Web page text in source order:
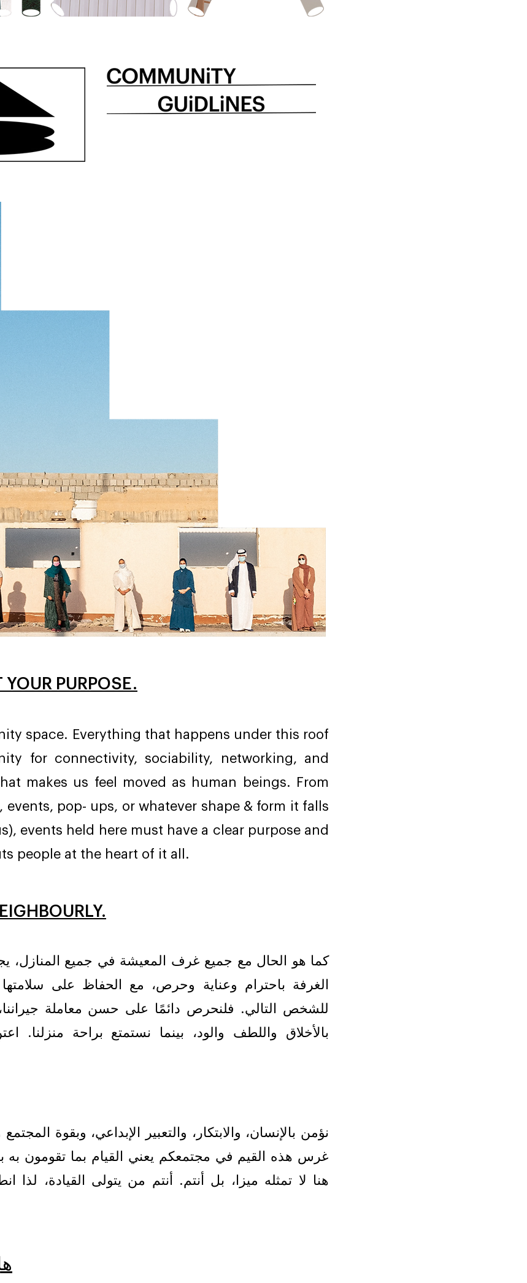
PURPOSE.
space. Everything that happens under this roof
for connectivity, sociability, networking, and
makes us feel moved as human beings. From
events, pop- ups, or whatever shape & form it falls
events held here must have a clear purpose and
people at the heart of it all.
كما هو الحال مع جميع غرف المعيشة في جميع المنازل،
الغرفة باحترام وعناية وحرص، مع الحفاظ على سلامتها
للشخص التالي. فلنحرص دائمًا على حسن معاملة
بالأخلاق واللطف والود، بينما نستمتع براحة منزلنا.
نؤمن بالإنسان، والابتكار، والتعبير الإبداعي، وبقوة
غرس هذه القيم في مجتمعكم يعني القيام بما تقومون به
هنا لا تمثله ميزا، بل أنتم. أنتم من يتولى القيادة، لذا